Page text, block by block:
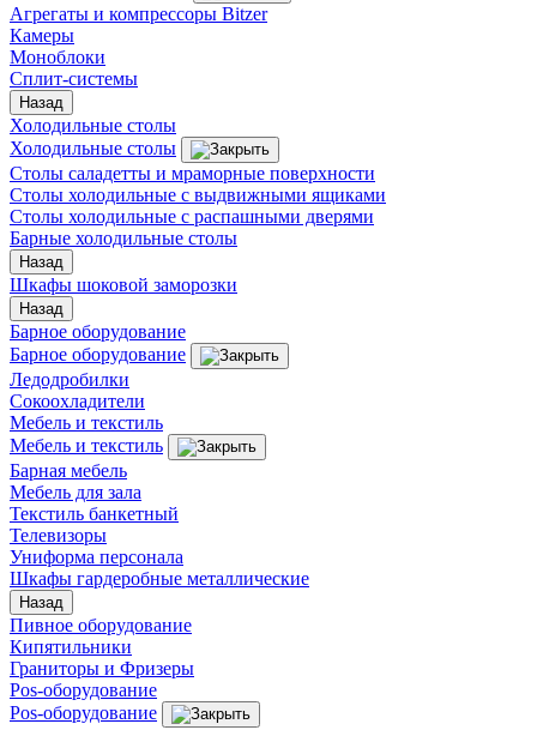
Агрегаты и компрессоры Bitzer
Камеры
Моноблоки
Сплит-системы
Назад
Холодильные столы
Холодильные столы
Столы саладетты и мраморные поверхности
Столы холодильные с выдвижными ящиками
Столы холодильные с распашными дверями
Барные холодильные столы
Назад
Шкафы шоковой заморозки
Назад
Барное оборудование
Барное оборудование
Ледодробилки
Сокоохладители
Мебель и текстиль
Мебель и текстиль
Барная мебель
Мебель для зала
Текстиль банкетный
Телевизоры
Униформа персонала
Шкафы гардеробные металлические
Назад
Пивное оборудование
Кипятильники
Граниторы и Фризеры
Pos-оборудование
Pos-оборудование